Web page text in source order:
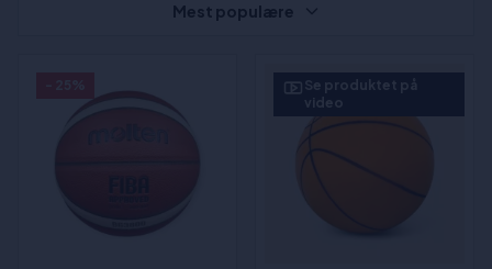
Se produktet på
video
Mest populære